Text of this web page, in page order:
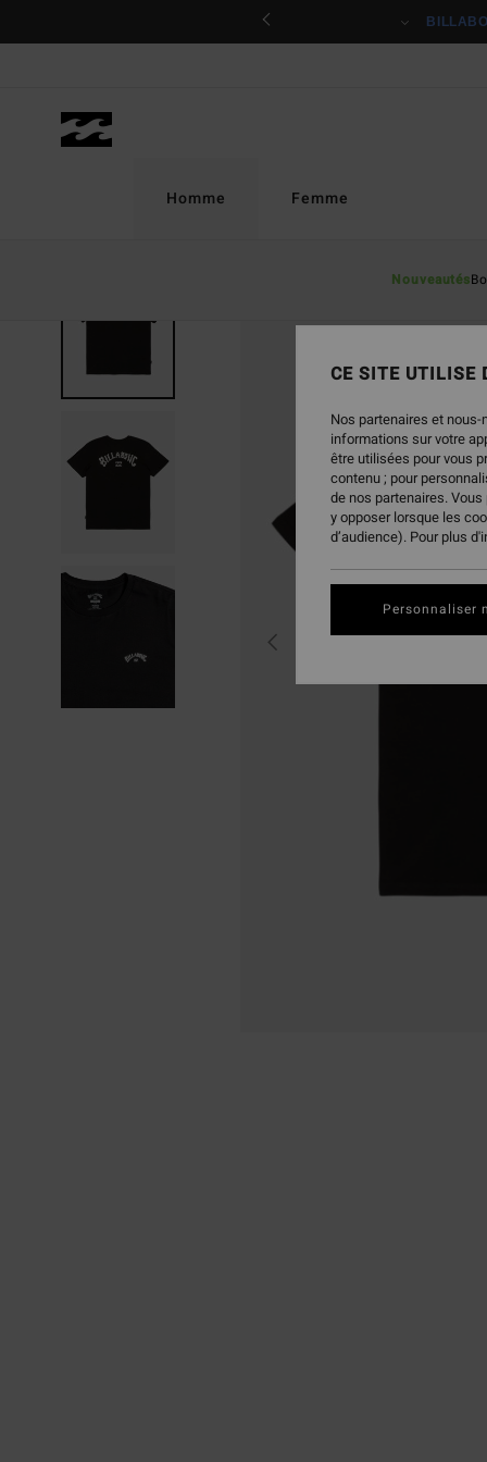
Homme
Nouveautés
Femme
CE SITE UTILISE
Nos partenaires et
informations sur votre
être utilisées pour vous
contenu ; pour
de nos partenaires.
y opposer lorsque les
d’audience). Pour plus
Personnaliser